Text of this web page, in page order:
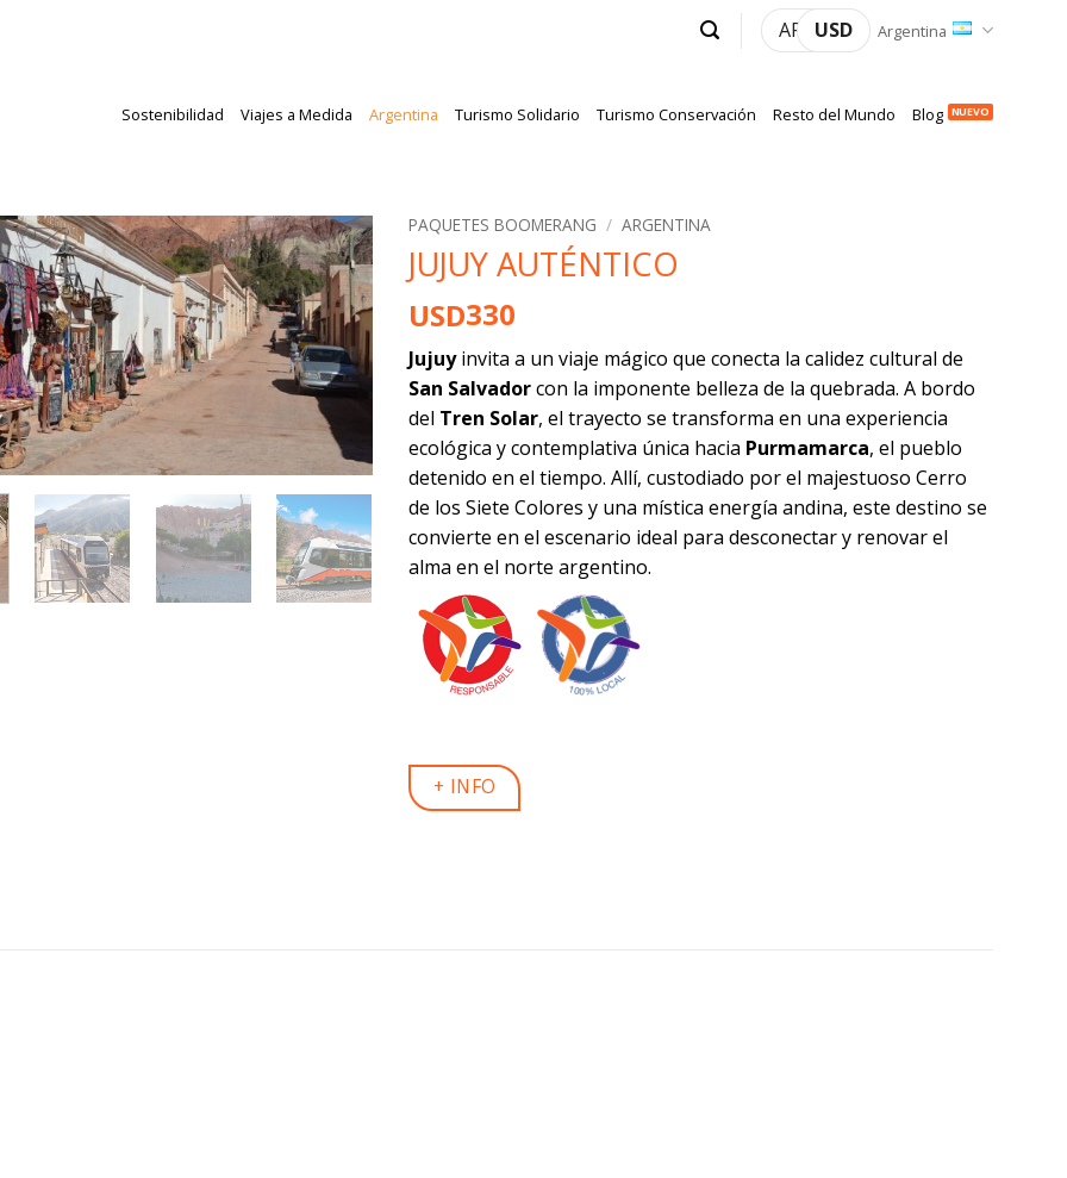
ARS USD Argentina
Sostenibilidad Viajes a Medida Argentina Turismo Solidario Turismo Conservación Resto del Mundo Blog
PAQUETES BOOMERANG / ARGENTINA
JUJUY AUTÉNTICO
USD330
Jujuyinvita a un viaje mágico que conecta la calidez cultural de
San Salvadorcon la imponente belleza de la quebrada. A bordo
del Tren Solar, el trayecto se transforma en una experiencia
ecológica y contemplativa única hacia Purmamarca, el pueblo
detenido en el tiempo. Allí, custodiado por el majestuoso Cerro
de los Siete Colores y una mística energía andina, este destino se
convierte en el escenario ideal para desconectar y renovar el
alma en el norte argentino.
+ INFO